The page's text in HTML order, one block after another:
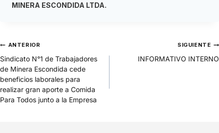
MINERA ESCONDIDA LTDA.
ANTERIOR
Sindicato N°1 de Trabajadores
de Minera Escondida cede
beneficios laborales para
realizar gran aporte a Comida
Para Todos junto a la Empresa
SIGUIENTE
INFORMATIVO INTERNO